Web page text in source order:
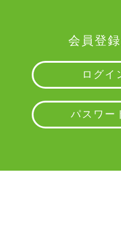
会員登
ログ
パスワ